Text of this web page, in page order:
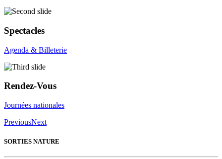
Spectacles
Agenda & Billeterie
Rendez-Vous
Journées nationales
PreviousNext
SORTIES NATURE